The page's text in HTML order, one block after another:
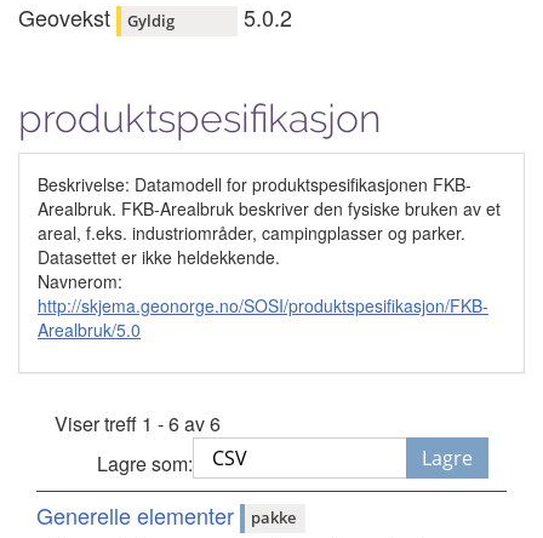
Geovekst Gyldig 5.0.2
produktspesifikasjon
Beskrivelse: Datamodell for produktspesifikasjonen FKB-
Arealbruk. FKB-Arealbruk beskriver den fysiske bruken av et
areal, f.eks. industriområder, campingplasser og parker.
Datasettet er ikke heldekkende.
Navnerom:
http://skjema.geonorge.no/SOSI/produktspesifikasjon/FKB-
Arealbruk/5.0
Viser treff 1 - 6 av 6
Lagre som:
Lagre
Generelle elementer pakke